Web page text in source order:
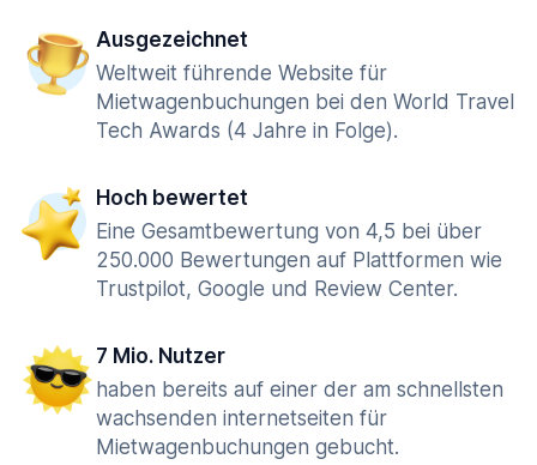
Ausgezeichnet
Weltweit führende Website für
Mietwagenbuchungen bei den World Travel
Tech Awards (4 Jahre in Folge).
Hoch bewertet
Eine Gesamtbewertung von 4,5 bei über
250.000 Bewertungen auf Plattformen wie
Trustpilot, Google und Review Center.
7 Mio. Nutzer
haben bereits auf einer der am schnellsten
wachsenden internetseiten für
Mietwagenbuchungen gebucht.